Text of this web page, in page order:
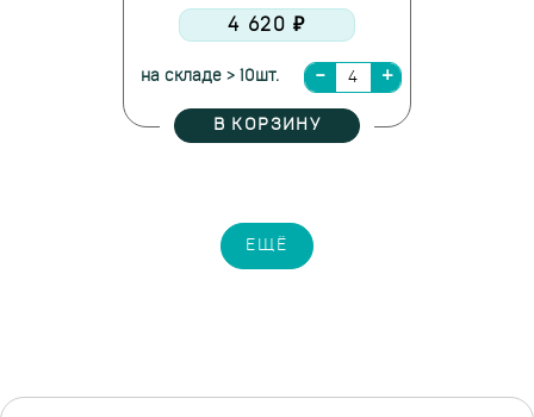
4 620 ₽
на складе > 10шт.
В КОРЗИНУ
ЕЩЁ